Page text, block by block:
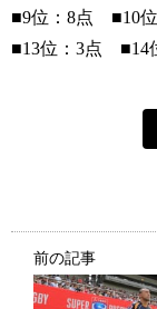
■9位：8点 ■10
■13位：3点 ■14
前の記事